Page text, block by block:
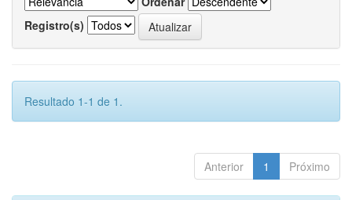
Registro(s)
Resultado 1-1 de 1.
Anterior 1 Próximo